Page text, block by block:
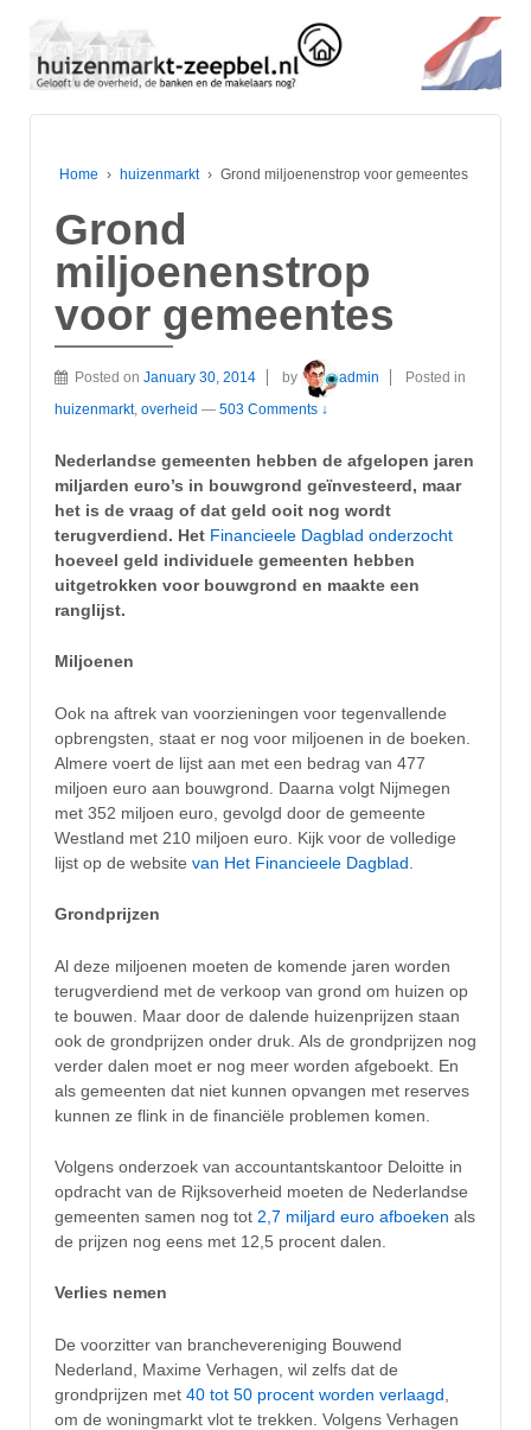
Home › huizenmarkt › Grond miljoenenstrop voor gemeentes
Grond
miljoenenstrop
voor gemeentes
Posted on January 30, 2014 by admin
Posted in
huizenmarkt, overheid — 503 Comments ↓
Nederlandse gemeenten hebben de afgelopen jaren
miljarden euro’s in bouwgrond geïnvesteerd, maar
het is de vraag of dat geld ooit nog wordt
terugverdiend. Het Financieele Dagblad onderzocht
hoeveel geld individuele gemeenten hebben
uitgetrokken voor bouwgrond en maakte een
ranglijst.
Miljoenen
Ook na aftrek van voorzieningen voor tegenvallende
opbrengsten, staat er nog voor miljoenen in de boeken.
Almere voert de lijst aan met een bedrag van 477
miljoen euro aan bouwgrond. Daarna volgt Nijmegen
met 352 miljoen euro, gevolgd door de gemeente
Westland met 210 miljoen euro. Kijk voor de volledige
lijst op de website van Het Financieele Dagblad
Grondprijzen
Al deze miljoenen moeten de komende jaren worden
terugverdiend met de verkoop van grond om huizen op
te bouwen. Maar door de dalende huizenprijzen staan
ook de grondprijzen onder druk. Als de grondprijzen nog
verder dalen moet er nog meer worden afgeboekt. En
als gemeenten dat niet kunnen opvangen met reserves
kunnen ze flink in de financiële problemen komen.
Volgens onderzoek van accountantskantoor Deloitte in
opdracht van de Rijksoverheid moeten de Nederlandse
gemeenten samen nog tot 2,7 miljard euro afboeken als
de prijzen nog eens met 12,5 procent dalen.
Verlies nemen
De voorzitter van branchevereniging Bouwend
Nederland, Maxime Verhagen, wil zelfs dat de
grondprijzen met 40 tot 50 procent worden verlaagd
om de woningmarkt vlot te trekken. Volgens Verhagen